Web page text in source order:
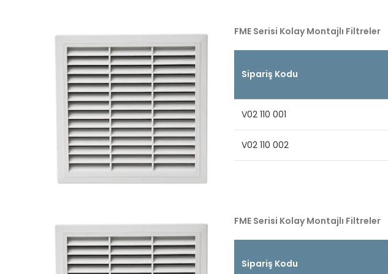
FME Serisi Kolay Montajlı Filtreler
Sipariş Kodu
V02 110 001
V02 110 002
FME Serisi Kolay Montajlı Filtreler
Sipariş Kodu